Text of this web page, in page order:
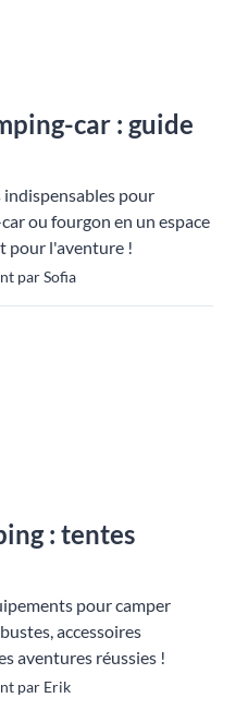
car : guide
pour
ou fourgon en un espace
pour l'aventure !
par Sofia
: tentes
pour camper
accessoires
aventures réussies !
par Erik